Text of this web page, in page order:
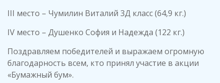
III место – Чумилин Виталий 3Д класс (64,9 кг.)
IV место – Душенко София и Надежда (122 кг.)
Поздравляем победителей и выражаем огромную
благодарность всем, кто принял участие в акции
«Бумажный бум».